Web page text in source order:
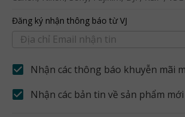
Đăng ký nhận thông báo từ VJ
Nhận các thông báo khuyễn mãi
Nhận các bản tin về sản phẩm mới